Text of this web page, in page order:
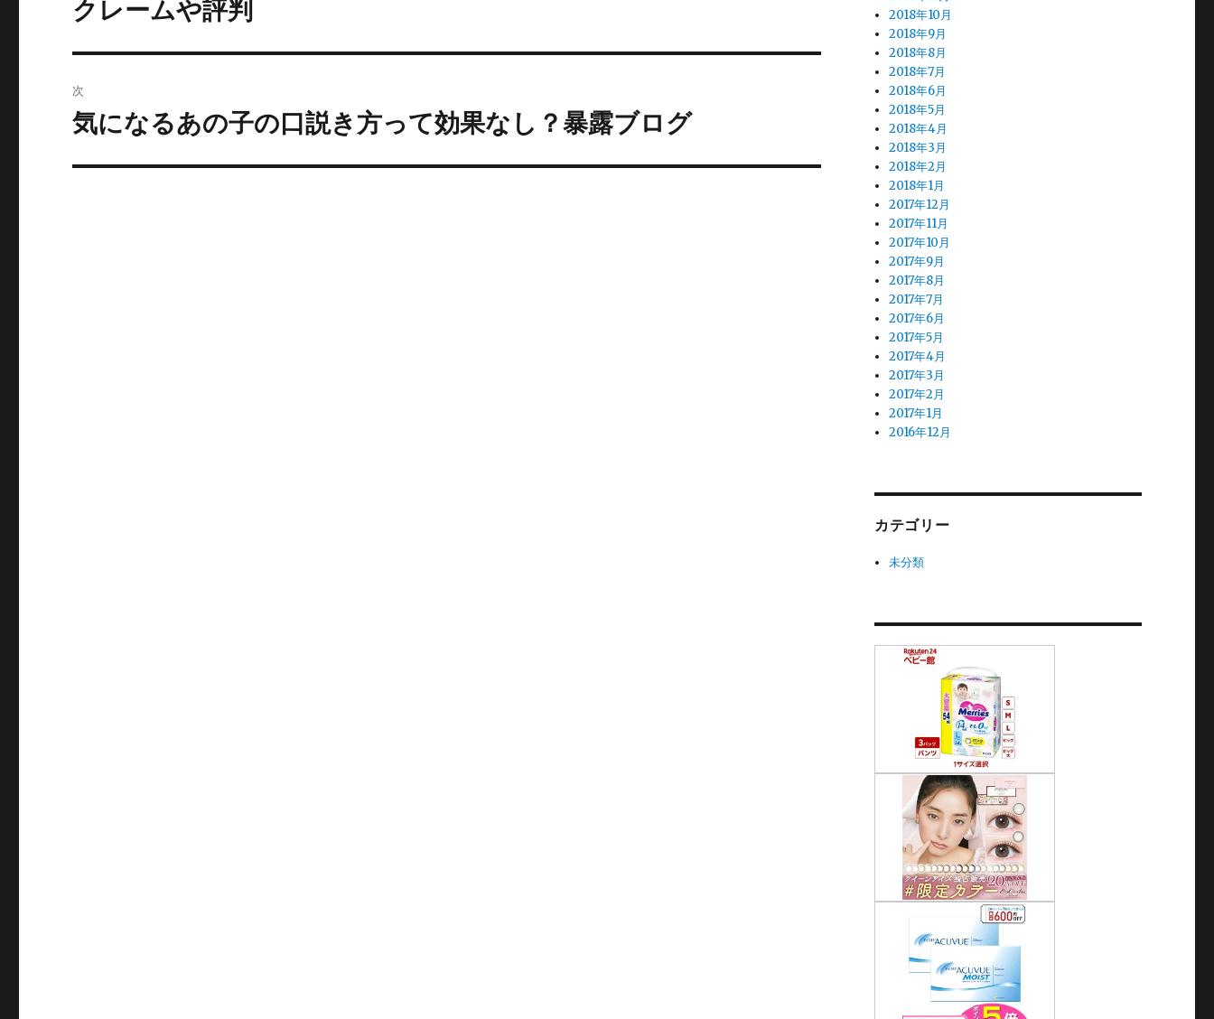
ゲ
ー
シ
ョ
ン
稿:
クレームや評判
次
次
投
気になるあの子の口説き方って効果なし？暴露ブログ
2018年10月
2018年9月
2018年8月
2018年7月
2018年6月
2018年5月
2018年4月
2018年3月
2018年2月
2018年1月
2017年12月
2017年11月
2017年10月
2017年9月
2017年8月
2017年7月
2017年6月
2017年5月
2017年4月
2017年3月
2017年2月
2017年1月
2016年12月
カテゴリー
未分類